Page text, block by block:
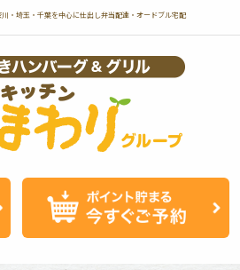
・埼玉・千葉を中心に仕出し弁当配達・オードブル宅配